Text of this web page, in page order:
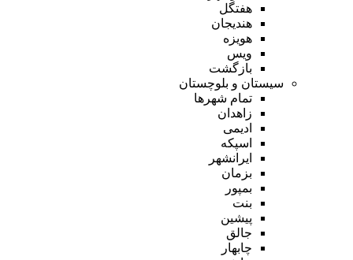
هفتگل
هندیجان
هویزه
ویس
بازگشت
سیستان و بلوچستان
تمام شهر‌ها
زاهدان
ادیمی
اسپکه
ایرانشهر
بزمان
بمپور
بنت
پیشین
جالق
چابهار